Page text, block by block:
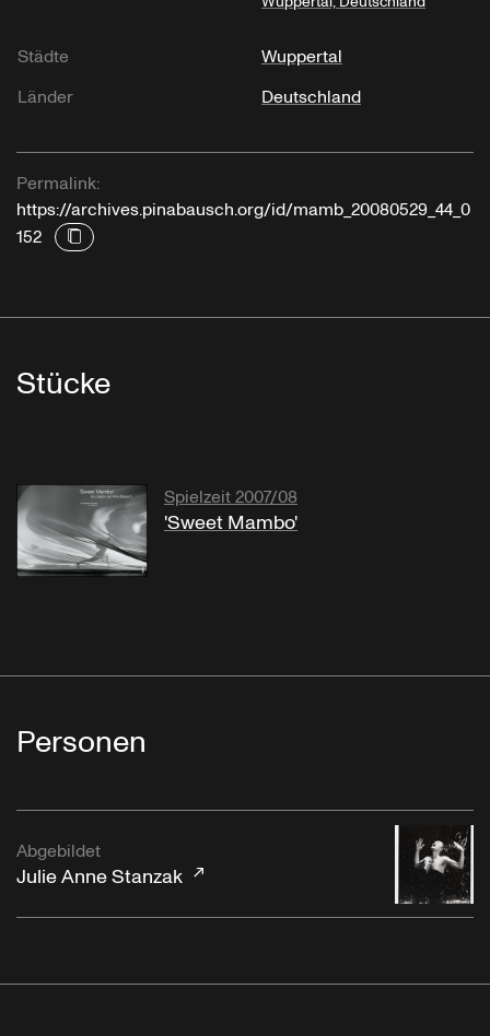
Städte
Wuppertal
Länder
Deutschland
Permalink:
https://archives.pinabausch.org/id/mamb_20080529_44_0
152
Stücke
Spielzeit 2007/08
'Sweet Mambo'
Personen
Abgebildet
Julie Anne Stanzak